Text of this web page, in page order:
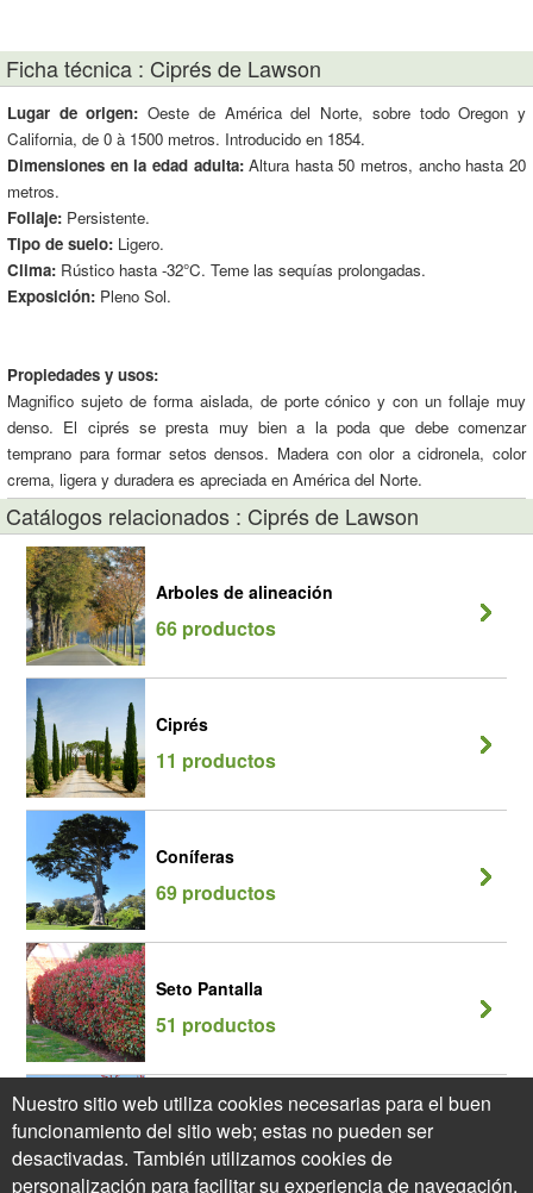
Ficha técnica : Ciprés de Lawson
Lugar de origen: Oeste de América del Norte, sobre todo Oregon y
California, de 0 à 1500 metros. Introducido en 1854.
Dimensiones en la edad adulta:Altura hasta 50 metros, ancho hasta 20
metros.
Follaje: Persistente.
Tipo de suelo: Ligero.
Clima: Rústico hasta -32°C. Teme las sequías prolongadas.
Exposición: Pleno Sol.
Propiedades y usos:
Magnifico sujeto de forma aislada, de porte cónico y con un follaje muy
denso. El ciprés se presta muy bien a la poda que debe comenzar
temprano para formar setos densos. Madera con olor a cidronela, color
crema, ligera y duradera es apreciada en América del Norte.
Catálogos relacionados : Ciprés de Lawson
Arboles de alineación
66 productos
Ciprés
11 productos
Coníferas
69 productos
Seto Pantalla
51 productos
Seto Perenne
39 productos
Nuestro sitio web utiliza cookies necesarias para el buen
funcionamiento del sitio web; estas no pueden ser
desactivadas. También utilizamos cookies de
personalización para facilitar su experiencia de navegación,